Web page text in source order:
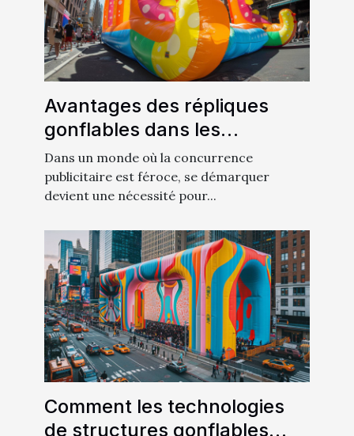
Avantages des répliques
gonflables dans les
stratégies de promotion de
produit
Dans un monde où la concurrence
publicitaire est féroce, se démarquer
devient une nécessité pour...
Comment les technologies
de structures gonflables